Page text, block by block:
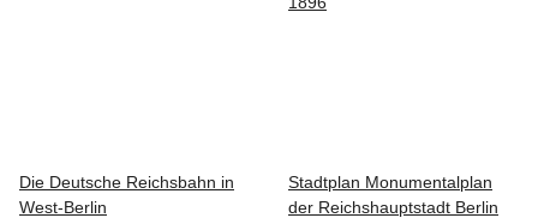
Die Deutsche Reichsbahn in
West-Berlin
Stadtplan Monumentalplan
der Reichshauptstadt Berlin